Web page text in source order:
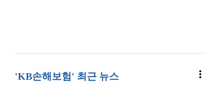
'KB손해보험' 최근 뉴스 more_vert